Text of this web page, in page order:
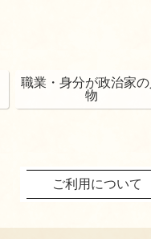
職業・身分が政治家の
物
ご利用について